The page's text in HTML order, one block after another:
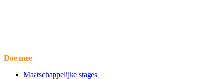
Doe mee
Maatschappelijke stages